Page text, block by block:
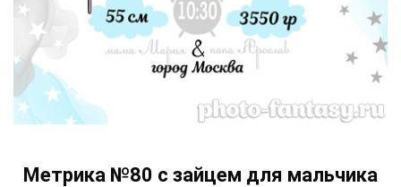
Метрика №80 с зайцем для мальчика